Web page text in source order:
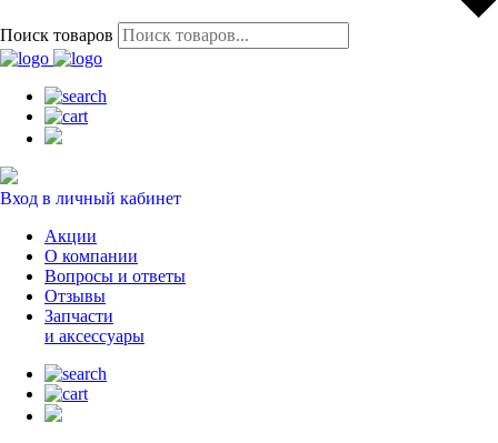
Поиск товаров
Вход в личный кабинет
Акции
О компании
Вопросы и ответы
Отзывы
Запчасти
и аксессуары